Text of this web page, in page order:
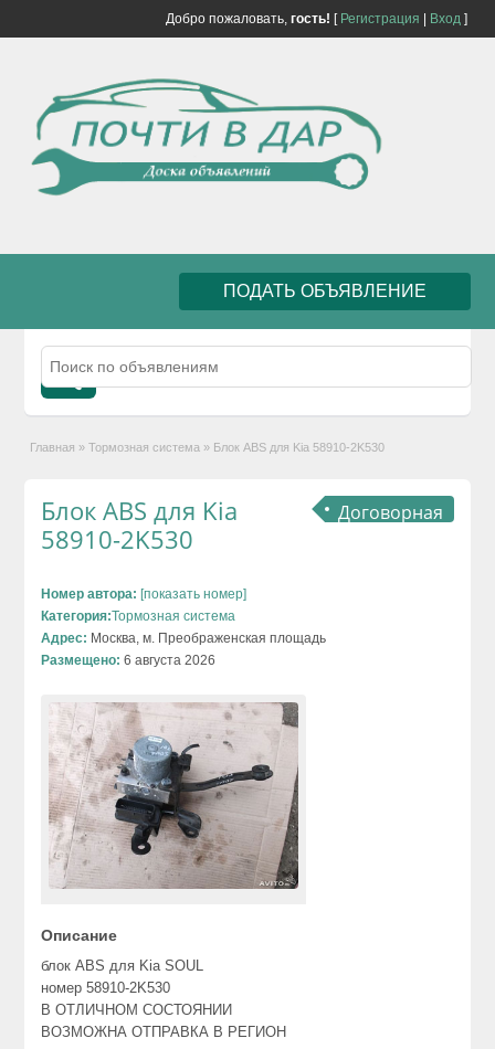
Добро пожаловать, гость! [ Регистрация Вход]
ПОДАТЬ ОБЪЯВЛЕНИЕ
Главная » Тормозная система » Блок ABS для Kia 58910-2K530
Договорная
Блок ABS для Kia
58910-2K530
Номер автора: [показать номер]
Категория:Тормозная система
Адрес: Москва, м. Преображенская площадь
Размещено: 6 августа 2026
Описание
блок ABS для Kia SOUL
номер 58910-2K530
В ОТЛИЧНОМ СОСТОЯНИИ
ВОЗМОЖНА ОТПРАВКА В РЕГИОН